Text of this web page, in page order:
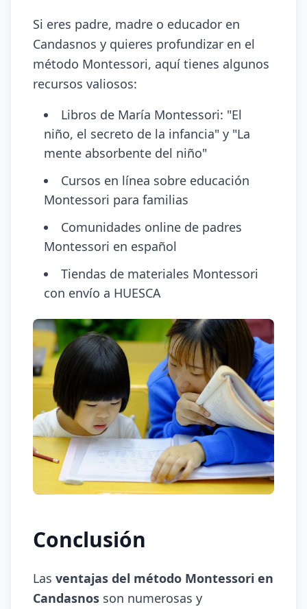
Si eres padre, madre o educador en
Candasnos y quieres profundizar en el
método Montessori, aquí tienes algunos
recursos valiosos:
Libros de María Montessori: "El
niño, el secreto de la infancia" y "La
mente absorbente del niño"
Cursos en línea sobre educación
Montessori para familias
Comunidades online de padres
Montessori en español
Tiendas de materiales Montessori
con envío a HUESCA
Conclusión
Las ventajas del método Montessori en
Candasnos son numerosas y